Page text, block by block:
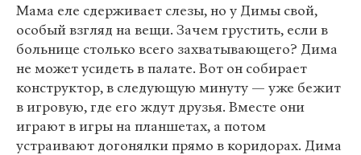
Мама еле сдерживает слезы, но у Димы свой,
особый взгляд на вещи. Зачем грустить, если в
больнице столько всего захватывающего? Дима
не может усидеть в палате. Вот он собирает
конструктор, в следующую минуту — уже бежит
в игровую, где его ждут друзья. Вместе они
играют в игры на планшетах, а потом
устраивают догонялки прямо в коридорах. Дима